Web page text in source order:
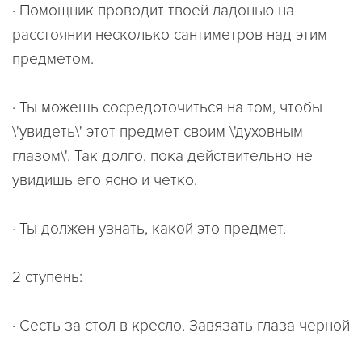
· Помощник проводит твоей ладонью на
расстоянии несколько сантиметров над этим
предметом.
· Ты можешь сосредоточиться на том, чтобы
\'увидеть\' этот предмет своим \'духовным
глазом\'. Так долго, пока действительно не
увидишь его ясно и четко.
· Ты должен узнать, какой это предмет.
2 ступень:
· Сесть за стол в кресло. Завязать глаза черной